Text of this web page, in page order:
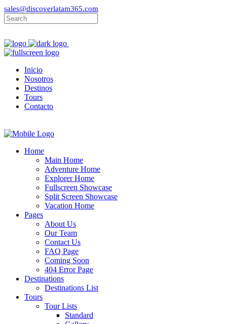
sales@discoverlatam365.com
Inicio
Nosotros
Destinos
Tours
Contacto
Home
Main Home
Adventure Home
Explorer Home
Fullscreen Showcase
Split Screen Showcase
Vacation Home
Pages
About Us
Our Team
Contact Us
FAQ Page
Coming Soon
404 Error Page
Destinations
Destinations List
Tours
Tour Lists
Standard